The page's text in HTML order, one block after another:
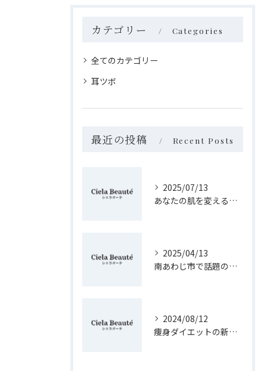
カテゴリー Categories
全てのカテゴリー
耳ツボ
最近の投稿 Recent Posts
2025/07/13
あなたの肌を変えるフェイシャルケアの秘訣
2025/04/13
南あわじ市で話題の痩身法！健康的に美しく痩せる秘訣を紹介
2024/08/12
痩身ダイエットの新常識！淡路島で健康的に痩せる方法